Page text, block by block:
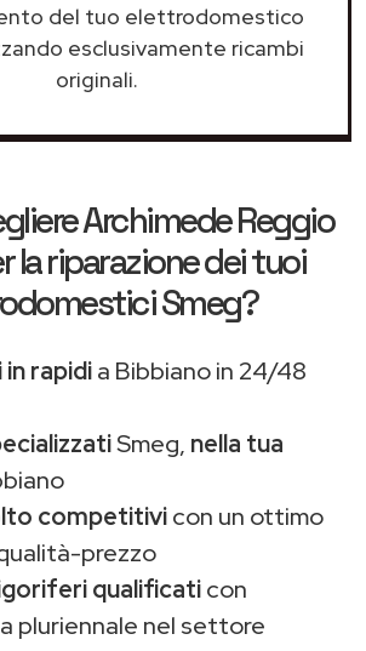
del tuo elettrodomestico
esclusivamente ricambi
originali.
Archimede Reggio
la riparazione dei tuoi
Smeg?
rapidia Bibbiano in 24/48
Smeg, nella tua
competitivicon un ottimo
prezzo
qualificaticon
pluriennale nel settore